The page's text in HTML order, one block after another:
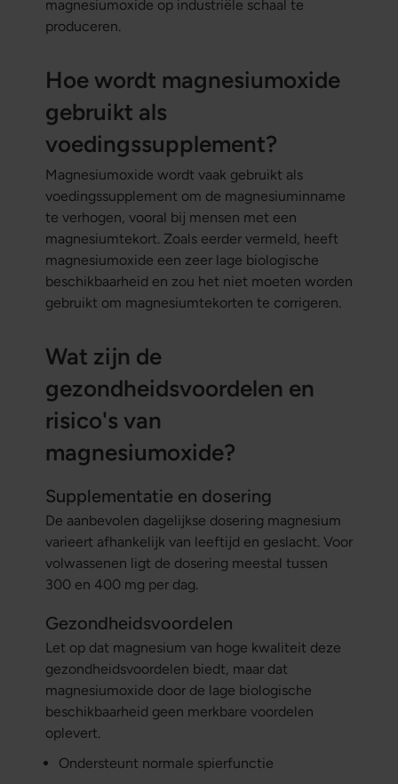
magnesiumoxide op industriële schaal te
produceren.
Hoe wordt magnesiumoxide
gebruikt als
voedingssupplement?
Magnesiumoxide wordt vaak gebruikt als
voedingssupplement om de magnesiuminname
te verhogen, vooral bij mensen met een
magnesiumtekort. Zoals eerder vermeld, heeft
magnesiumoxide een zeer lage biologische
beschikbaarheid en zou het niet moeten worden
gebruikt om magnesiumtekorten te corrigeren.
Wat zijn de
gezondheidsvoordelen en
risico's van
magnesiumoxide?
Supplementatie en dosering
De aanbevolen dagelijkse dosering magnesium
varieert afhankelijk van leeftijd en geslacht. Voor
volwassenen ligt de dosering meestal tussen
300 en 400 mg per dag.
Gezondheidsvoordelen
Let op dat magnesium van hoge kwaliteit deze
gezondheidsvoordelen biedt, maar dat
magnesiumoxide door de lage biologische
beschikbaarheid geen merkbare voordelen
oplevert.
Ondersteunt normale spierfunctie